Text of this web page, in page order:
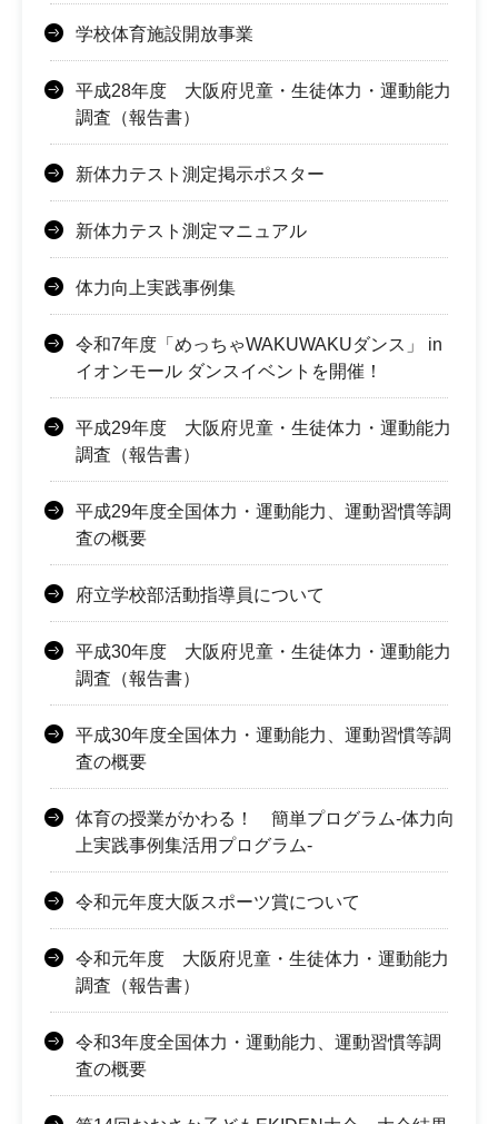
学校体育施設開放事業
平成28年度 大阪府児童・生徒体力・運動能力
調査（報告書）
新体力テスト測定掲示ポスター
新体力テスト測定マニュアル
体力向上実践事例集
令和7年度「めっちゃWAKUWAKUダンス」 in
イオンモール ダンスイベントを開催！
平成29年度 大阪府児童・生徒体力・運動能力
調査（報告書）
平成29年度全国体力・運動能力、運動習慣等調
査の概要
府立学校部活動指導員について
平成30年度 大阪府児童・生徒体力・運動能力
調査（報告書）
平成30年度全国体力・運動能力、運動習慣等調
査の概要
体育の授業がかわる！ 簡単プログラム-体力向
上実践事例集活用プログラム-
令和元年度大阪スポーツ賞について
令和元年度 大阪府児童・生徒体力・運動能力
調査（報告書）
令和3年度全国体力・運動能力、運動習慣等調
査の概要